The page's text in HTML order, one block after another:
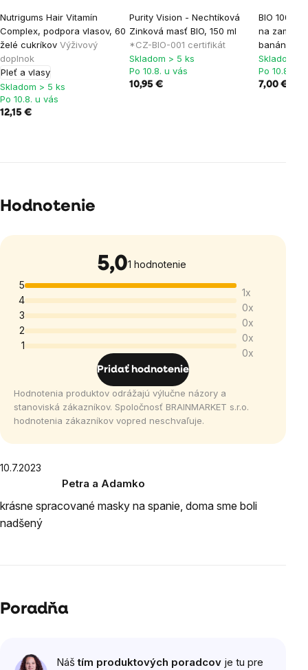
Nutrigums Hair Vitamín
Complex, podpora vlasov, 60
želé cukríkov Výživový
doplnok
Pleť a vlasy
Skladom > 5 ks
Po 10.8. u vás
12,15 €
Purity Vision - Nechtíková
Zinková masť BIO, 150 ml
*CZ-BIO-001 certifikát
Skladom > 5 ks
Po 10.8. u vás
10,95 €
BIO 100%
na
banán 5ks
Skladom >
Po 10.8. u
7,00 €
Hodnotenie
5,0Priemerné
hodnotenie
produktu
je
5,0
z
5
hviezdičiek.
1 hodnotenie
5
1x
4
0x
3
0x
2
0x
1
0x
Pridať hodnotenie
Hodnotenia produktov odrážajú výlučne názory a
stanoviská zákazníkov. Spoločnosť BRAINMARKET s.r.o.
hodnotenia zákazníkov vopred neschvaľuje.
Výpis
Petra a Adamko
produktu
je
10.7.2023
krásne spracované masky na spanie, doma sme boli
nadšený
Poradňa
Náštím produktových poradcov je tu pre